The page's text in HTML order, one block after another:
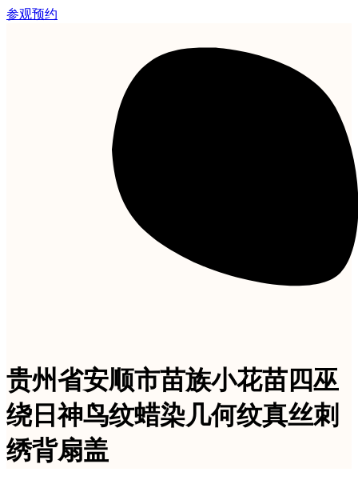
参观预约
贵州省安顺市苗族小花苗四巫
绕日神鸟纹蜡染几何纹真丝刺
绣背扇盖